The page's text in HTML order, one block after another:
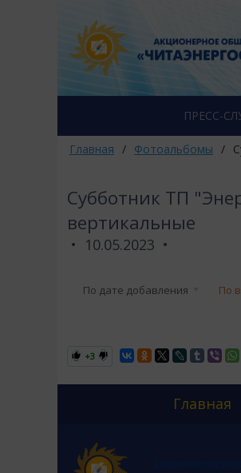
ПРЕСС-
Главная / Фотоальбомы /
Субботник ТП
вертикальные
10.05.2023
По дате добавления По
+3
Главная